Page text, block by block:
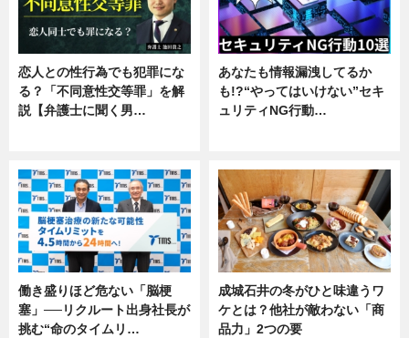
恋人との性行為でも犯罪にな
る？「不同意性交等罪」を解
説【弁護士に聞く男…
あなたも情報漏洩してるか
も!?“やってはいけない”セキ
ュリティNG行動…
働き盛りほど危ない「脳梗
塞」──リクルート出身社長が
挑む“命のタイムリ…
成城石井の冬がひと味違うワ
ケとは？他社が敵わない「商
品力」2つの要